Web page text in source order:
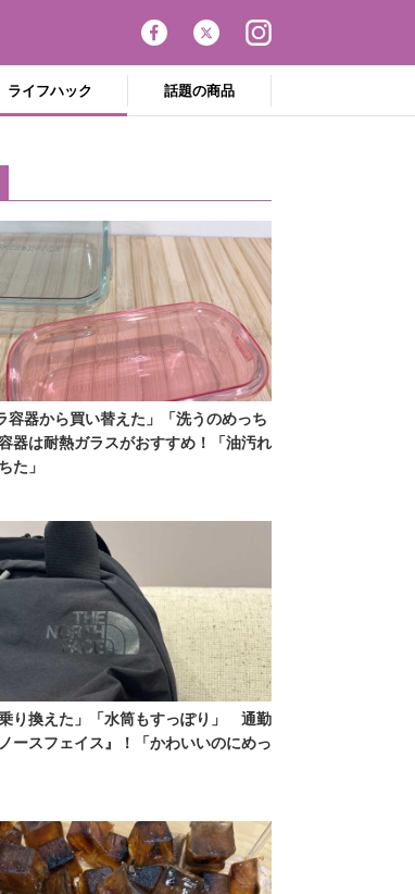
ライフハック 話題の商品
容器から買い替えた」「洗うのめっち
器は耐熱ガラスがおすすめ！「油汚れ
た」
乗り換えた」「水筒もすっぽり」 通勤
ースフェイス』！「かわいいのにめっ